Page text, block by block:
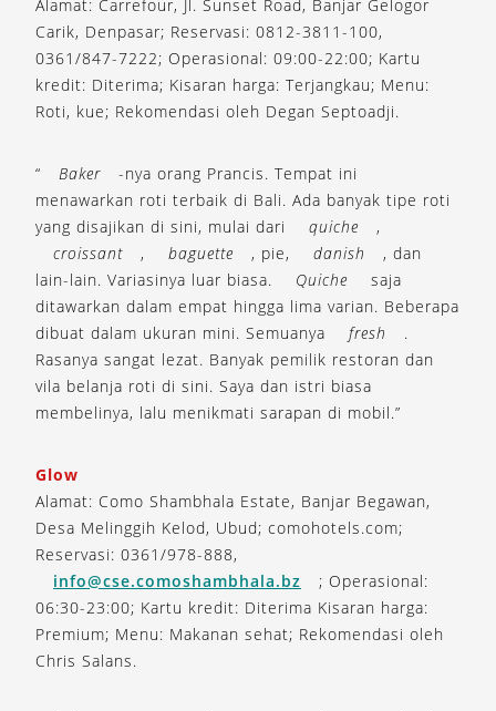
Alamat: Carrefour, Jl. Sunset Road, Banjar Gelogor
Carik, Denpasar; Reservasi: 0812-3811-100,
0361/847-7222; Operasional: 09:00-22:00; Kartu
kredit: Diterima; Kisaran harga: Terjangkau; Menu:
Roti, kue; Rekomendasi oleh Degan Septoadji.
“ Baker
-nya orang Prancis. Tempat ini
menawarkan roti terbaik di Bali. Ada banyak tipe roti
yang disajikan di sini, mulai dari
quiche
,
croissant
, baguette , pie, danish
, dan
lain-lain. Variasinya luar biasa.
Quiche
saja
ditawarkan dalam empat hingga lima varian. Beberapa
dibuat dalam ukuran mini. Semuanya
fresh
.
Rasanya sangat lezat. Banyak pemilik restoran dan
vila belanja roti di sini. Saya dan istri biasa
membelinya, lalu menikmati sarapan di mobil.”
Glow
Alamat: Como Shambhala Estate, Banjar Begawan,
Desa Melinggih Kelod, Ubud; comohotels.com;
Reservasi: 0361/978-888,
info@cse.comoshambhala.bz
; Operasional:
06:30-23:00; Kartu kredit: Diterima Kisaran harga:
Premium; Menu: Makanan sehat; Rekomendasi oleh
Chris Salans.